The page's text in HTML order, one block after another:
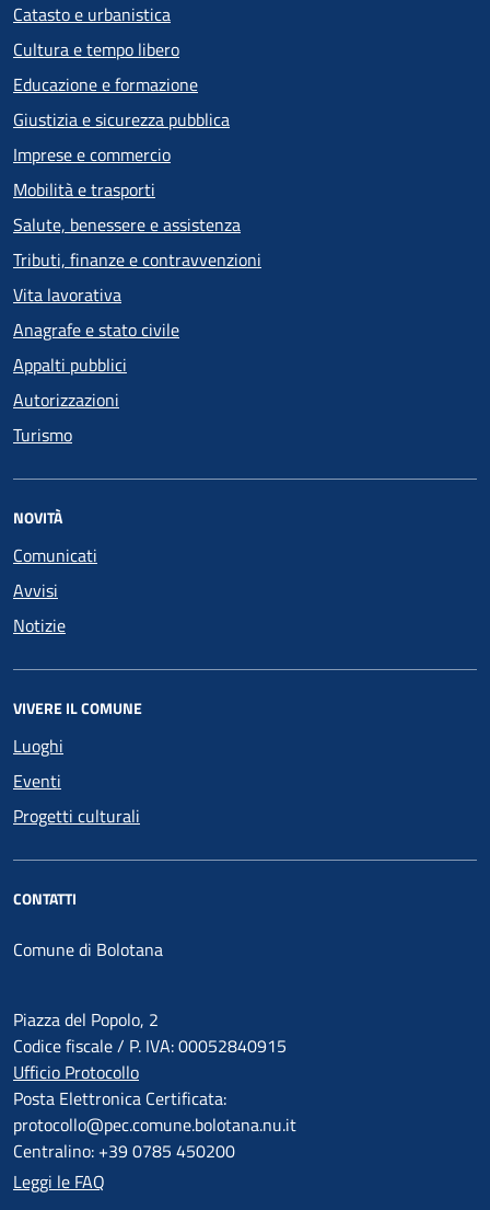
Catasto e urbanistica
Cultura e tempo libero
Educazione e formazione
Giustizia e sicurezza pubblica
Imprese e commercio
Mobilità e trasporti
Salute, benessere e assistenza
Tributi, finanze e contravvenzioni
Vita lavorativa
Anagrafe e stato civile
Appalti pubblici
Autorizzazioni
Turismo
NOVITÀ
Comunicati
Avvisi
Notizie
VIVERE IL COMUNE
Luoghi
Eventi
Progetti culturali
CONTATTI
Comune di Bolotana
Piazza del Popolo, 2
Codice fiscale / P. IVA: 00052840915
Ufficio Protocollo
Posta Elettronica Certificata:
protocollo@pec.comune.bolotana.nu.it
Centralino: +39 0785 450200
Leggi le FAQ